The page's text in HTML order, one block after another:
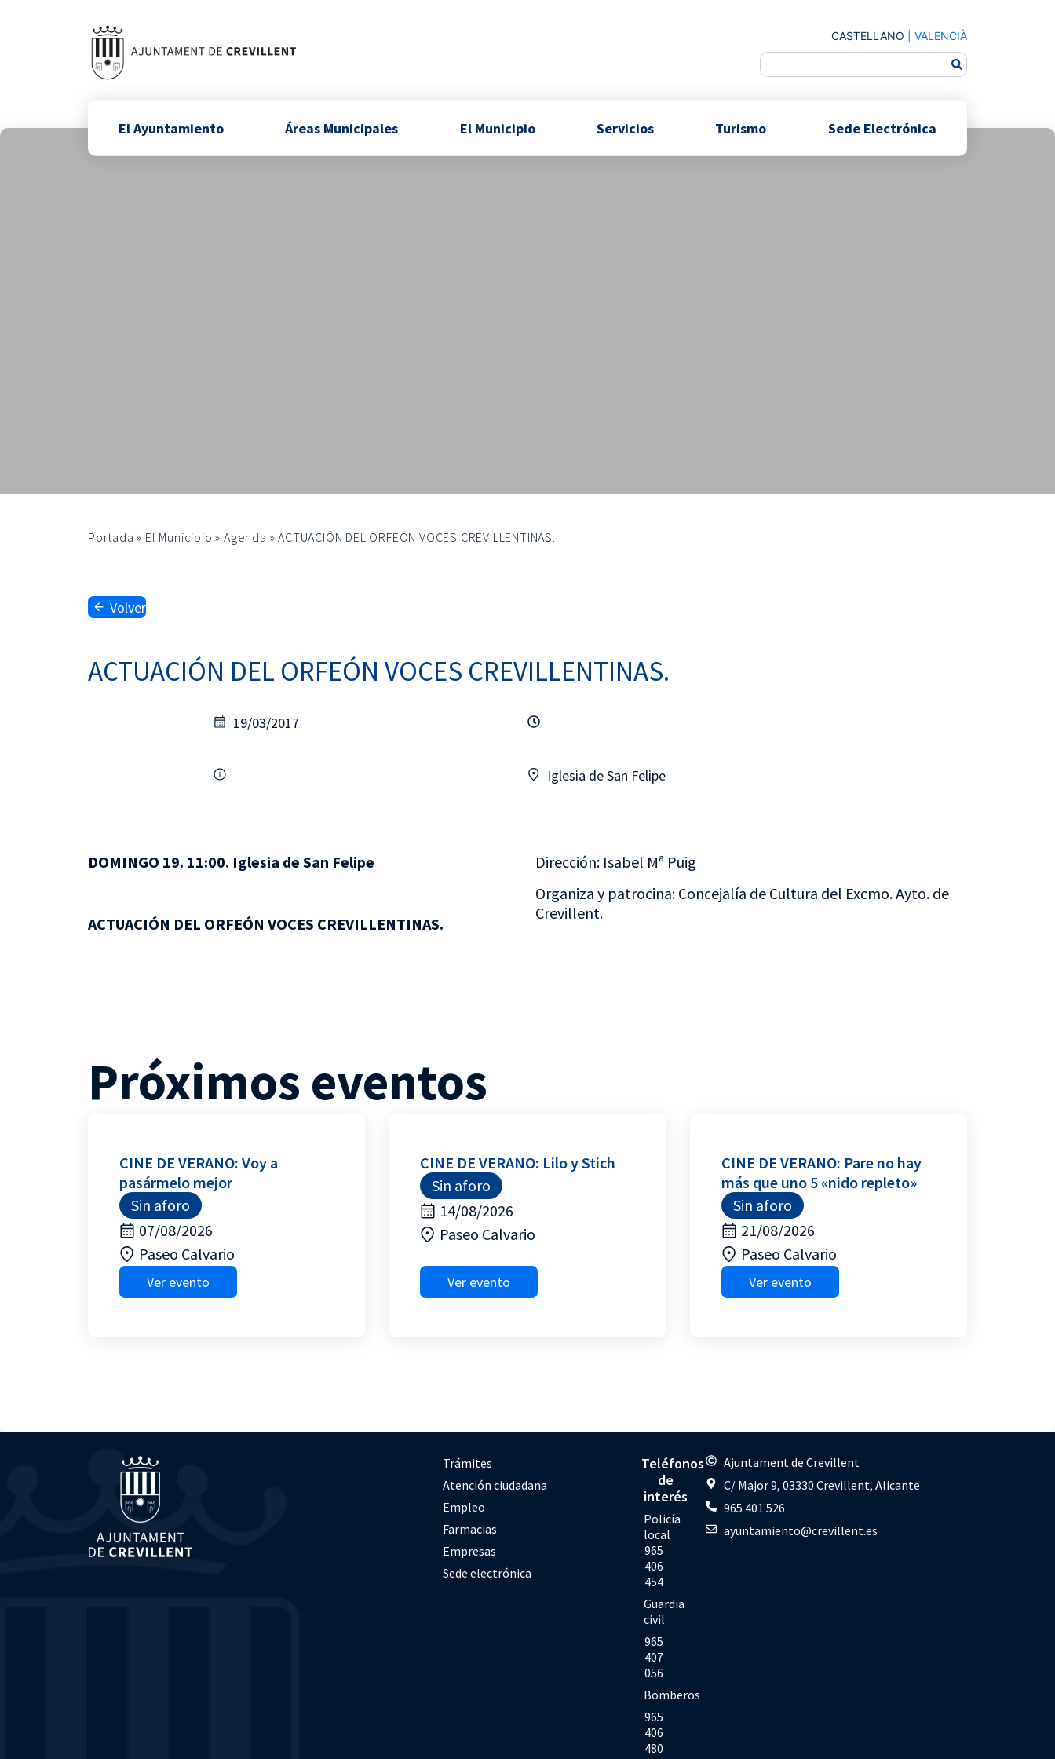
CASTELLANO VALENCIÀ
El Ayuntamiento Áreas Municipales El Municipio Servicios Turismo Sede Electrónica
Portada » El Municipio »Agenda »ACTUACIÓN DEL ORFEÓN VOCES CREVILLENTINAS.
Volver
ACTUACIÓN DEL ORFEÓN VOCES CREVILLENTINAS.
19/03/2017
Iglesia de San Felipe
DOMINGO 19. 11:00. Iglesia de San Felipe
ACTUACIÓN DEL ORFEÓN VOCES CREVILLENTINAS.
Dirección: Isabel Mª Puig
Organiza y patrocina: Concejalía de Cultura del Excmo. Ayto. de
Crevillent.
Próximos eventos
CINE DE VERANO: Voy a
pasármelo mejor
Sin aforo
07/08/2026
Paseo Calvario
Ver evento
CINE DE VERANO: Lilo y Stich
Sin aforo
14/08/2026
Paseo Calvario
Ver evento
CINE DE VERANO: Pare no hay
más que uno 5 «nido repleto»
Sin aforo
21/08/2026
Paseo Calvario
Ver evento
Trámites
Atención ciudadana
Empleo
Farmacias
Empresas
Sede electrónica
Teléfonos
de
interés
Policía
local
965
406
454
Guardia
civil
965
407
056
Bomberos
965
406
480
Ajuntament de Crevillent
C/ Major 9, 03330 Crevillent, Alicante
965 401 526
ayuntamiento@crevillent.es